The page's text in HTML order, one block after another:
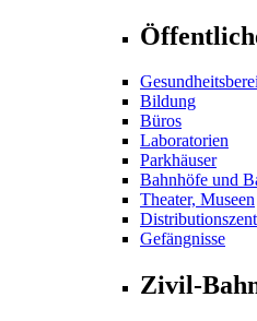
Bildung
Büros
Laboratorien
Parkhäuser
Bahnhöfe und
Theater, Museen
Gefängnisse
Zivil-